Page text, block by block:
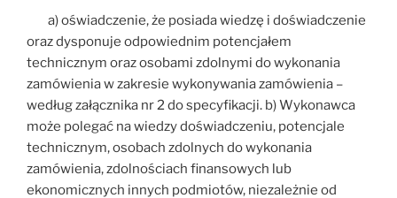
a) oświadczenie, że posiada wiedzę i doświadczenie
oraz dysponuje odpowiednim potencjałem
technicznym oraz osobami zdolnymi do wykonania
zamówienia w zakresie wykonywania zamówienia –
według załącznika nr 2 do specyfikacji. b) Wykonawca
może polegać na wiedzy doświadczeniu, potencjale
technicznym, osobach zdolnych do wykonania
zamówienia, zdolnościach finansowych lub
ekonomicznych innych podmiotów, niezależnie od